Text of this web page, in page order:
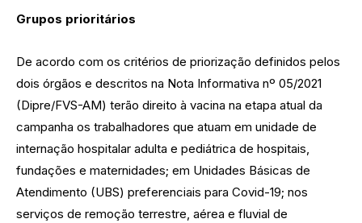
Grupos prioritários
De acordo com os critérios de priorização definidos pelos
dois órgãos e descritos na Nota Informativa nº 05/2021
(Dipre/FVS-AM) terão direito à vacina na etapa atual da
campanha os trabalhadores que atuam em unidade de
internação hospitalar adulta e pediátrica de hospitais,
fundações e maternidades; em Unidades Básicas de
Atendimento (UBS) preferenciais para Covid-19; nos
serviços de remoção terrestre, aérea e fluvial de